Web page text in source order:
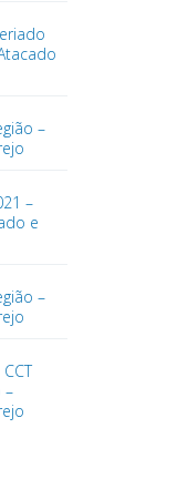
–
–
e
–
–